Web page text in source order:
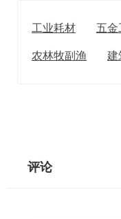
工业耗材 五金
农林牧副渔 建
评论